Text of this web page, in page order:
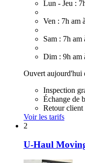
Lun - Jeu :
Ven : 7h am
Sam : 7h am
Dim : 9h am
Ouvert aujourd'hui
Inspection
Échange de
Retour client
Voir les tarifs
2
U-Haul